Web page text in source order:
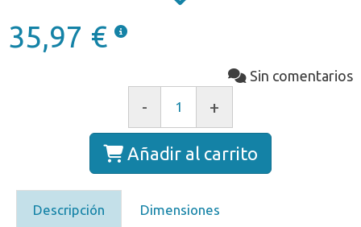
35,97 €
Sin comentarios
- +
Añadir al carrito
Descripción Dimensiones